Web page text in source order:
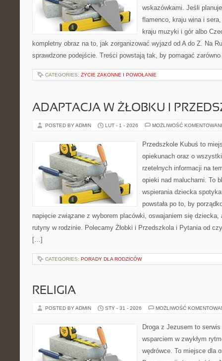
wskazówkami. Jeśli
flamenco, kraju wina i
kraju muzyki i gór albo
kompletny obraz na to, jak zorganizować wyjazd od A do Z. Na
sprawdzone podejście. Treści powstają tak, by pomagać
CATEGORIES: ŻYCIE ZAKONNE I POWOŁANIE
ADAPTACJA W ŻŁOBKU I
POSTED BY ADMIN LUT - 1 - 2026 MOŻLIWOŚĆ
Przedszkole Kubuś to
opiekunach oraz o
rzetelnych informacji na
opieki nad maluchami. To
wspierania dziecka
powstała po to, by
napięcie związane z wyborem placówki, oswajaniem się dziecka,
rutyny w rodzinie. Polecamy Żłobki i Przedszkola i Pytania od
[…]
CATEGORIES: PORADY DLA RODZICÓW
RELIGIA
POSTED BY ADMIN STY - 31 - 2026 MOŻLIWOŚĆ
Droga z Jezusem to
wsparciem w zwykłym
wędrówce. To miejsce dla